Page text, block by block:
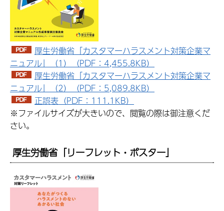
厚生労働省「カスタマーハラスメント対策企業マ
ニュアル」（1）（PDF：4,455.8KB）
厚生労働省「カスタマーハラスメント対策企業マ
ニュアル」（2）（PDF：5,089.8KB）
正誤表（PDF：111.1KB）
※ファイルサイズが大きいので、閲覧の際は御注意くだ
さい。
厚生労働省「リーフレット・ポスター」